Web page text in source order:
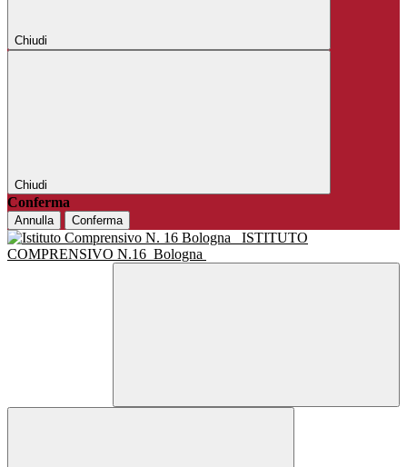
Chiudi
Chiudi
Conferma
Annulla Conferma
ISTITUTO
COMPRENSIVO N.16 Bologna